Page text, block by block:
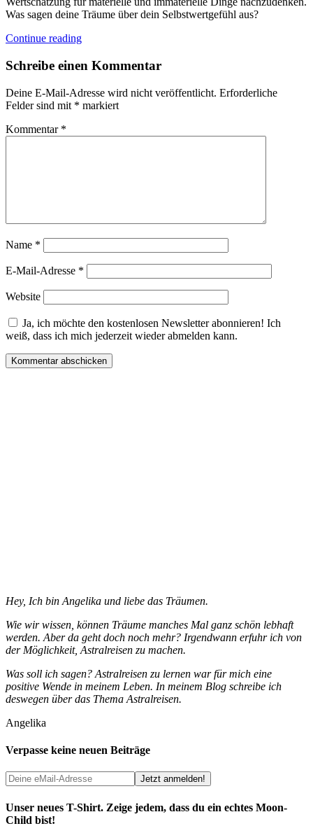
Was sagen deine Träume über dein Selbstwertgefühl aus?
Continue reading
Schreibe einen Kommentar
Deine E-Mail-Adresse wird nicht veröffentlicht. Erforderliche
Felder sind mit * markiert
Kommentar *
Name *
E-Mail-Adresse *
Website
Ja, ich möchte den kostenlosen Newsletter abonnieren! Ich
weiß, dass ich mich jederzeit wieder abmelden kann.
Hey, Ich bin Angelika und liebe das Träumen.
Wie wir wissen, können Träume manches Mal ganz schön lebhaft
werden. Aber da geht doch noch mehr? Irgendwann erfuhr ich von
der Möglichkeit, Astralreisen zu machen.
Was soll ich sagen? Astralreisen zu lernen war für mich eine
positive Wende in meinem Leben. In meinem Blog schreibe ich
deswegen über das Thema Astralreisen.
Angelika
Verpasse keine neuen Beiträge
Unser neues T-Shirt. Zeige jedem, dass du ein echtes Moon-
Child bist!